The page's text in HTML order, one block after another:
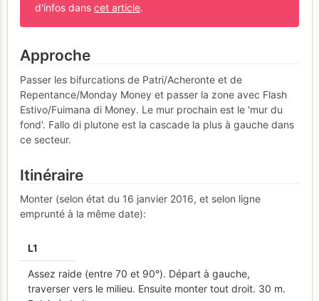
d'infos dans cet article.
Approche
Passer les bifurcations de Patri/Acheronte et de
Repentance/Monday Money et passer la zone avec Flash
Estivo/Fuimana di Money. Le mur prochain est le 'mur du
fond'. Fallo di plutone est la cascade la plus à gauche dans
ce secteur.
Itinéraire
Monter (selon état du 16 janvier 2016, et selon ligne
emprunté à la même date):
L1
Assez raide (entre 70 et 90°). Départ à gauche,
traverser vers le milieu. Ensuite monter tout droit. 30 m.